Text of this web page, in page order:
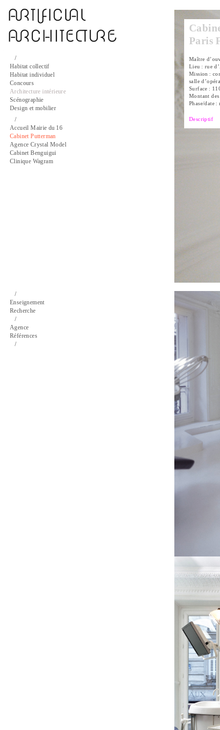
/
Habitat collectif
Habitat individuel
Concours
Architecture intérieure
Scénographie
Design et mobilier
/
Accueil Mairie du 16
Cabinet Putterman
Agence Crystal Model
Cabinet Benguigui
Clinique Wagram
/
Enseignement
Recherche
/
Agence
Références
/
Paris
Maître
Lieu : rue
Mission :
salle
Surface :
Montant
Phase/date
Descriptif